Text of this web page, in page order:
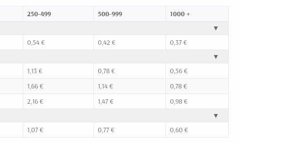
250-499 500-999
1000 +
▼
0,54 € 0,42 €
0,37 €
▼
1,13 € 0,78 €
0,56 €
1,66 € 1,14 €
0,78 €
2,16 € 1,47 €
0,98 €
▼
1,07 € 0,77 € 0,60 €